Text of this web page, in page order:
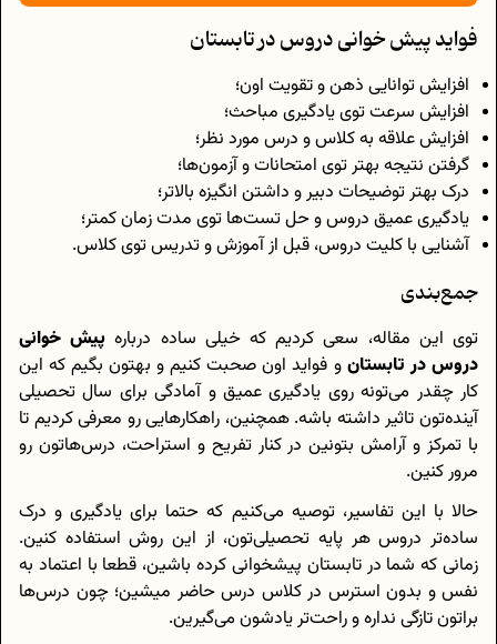
فواید پیش خوانی دروس در تابستان
افزایش توانایی ذهن و تقویت اون؛
افزایش سرعت توی یادگیری مباحث؛
افزایش علاقه به کلاس و درس مورد نظر؛
گرفتن نتیجه بهتر توی امتحانات و آزمون‌ها؛
درک بهتر توضیحات دبیر و داشتن انگیزه بالاتر؛
یادگیری عمیق دروس و حل تست‌ها توی مدت زمان کمتر؛
آشنایی با کلیت دروس، قبل از آموزش و تدریس توی کلاس.
جمع‌بندی
توی این مقاله، سعی کردیم که خیلی ساده درباره پیش خوانی
دروس در تابستان و فواید اون صحبت کنیم و بهتون بگیم که این
کار چقدر می‌تونه روی یادگیری عمیق و آمادگی برای سال تحصیلی
آینده‌تون تاثیر داشته باشه. همچنین، راهکارهایی رو معرفی کردیم تا
با تمرکز و آرامش بتونین در کنار تفریح و استراحت، درس‌هاتون رو
مرور کنین.
حالا با این تفاسیر، توصیه می‌کنیم که حتما برای یادگیری و درک
ساده‌تر دروس هر پایه تحصیلی‌تون، از این روش استفاده کنین.
زمانی که شما در تابستان پیشخوانی کرده باشین، قطعا با اعتماد به
نفس و بدون استرس در کلاس درس حاضر میشین؛ چون درس‌ها
براتون تازگی نداره و راحت‌تر یادشون می‌گیرین.